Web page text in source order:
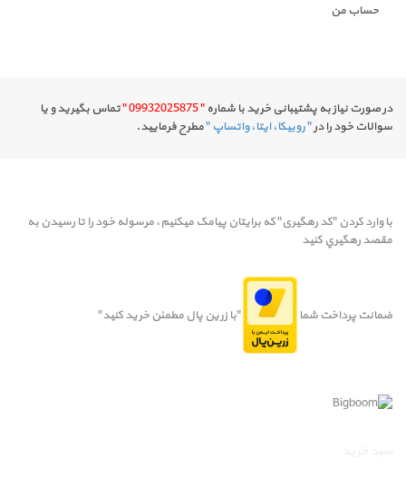
حساب من
در صورت نیاز به پشتیبانی خرید با شماره " 09932025875 "
تماس بگیرید و یا
سوالات خود را در" روبیکا، ایتا، واتساپ "مطرح فرمایید.
با وارد کردن "کد رهگیری" که برایتان پیامک میکنیم، مرسوله خود را تا رسيدن به
مقصد رهگيري کنيد
ضمانت پرداخت شما "با زرین پال مطمئن خرید کنید"